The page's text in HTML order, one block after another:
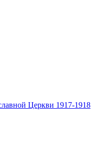
Церкви 1917-1918